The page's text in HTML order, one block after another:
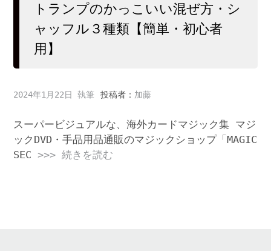
トランプのかっこいい混ぜ方・シ
ャッフル３種類【簡単・初心者
用】
2024年1月22日 投稿者： 加藤
スーパービジュアルな、海外カードマジック集 マジ
ックDVD・手品用品通販のマジックショップ「MAGIC
SEC >>> 続きを読む